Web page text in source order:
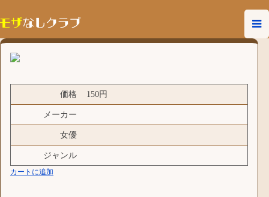
価格 150円
メーカー
女優
ジャンル
カートに追加